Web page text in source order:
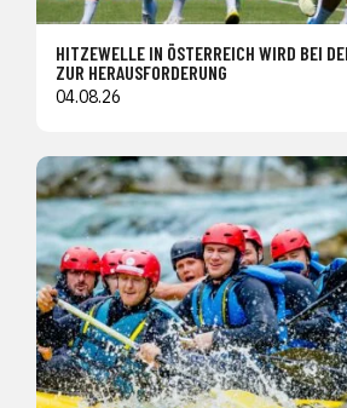
HITZEWELLE IN ÖSTERREICH WIRD BEI
ZUR HERAUSFORDERUNG
04.08.26